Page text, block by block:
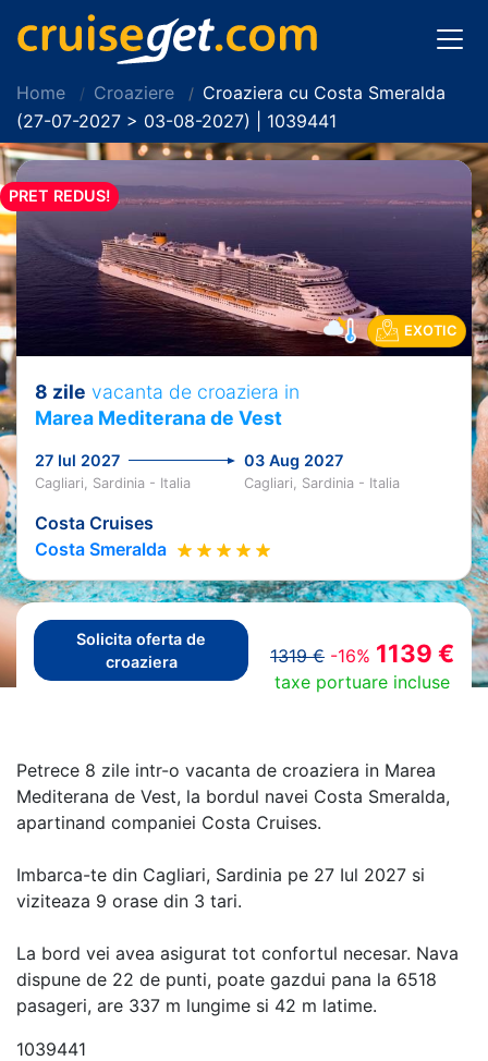
Home Croaziere
Croaziera cu Costa Smeralda
(27-07-2027 > 03-08-2027) | 1039441
PRET REDUS!
EXOTIC
8 zile vacanta de croaziera in
Marea Mediterana de Vest
27 Iul 2027 03 Aug 2027
Cagliari, Sardinia - Italia Cagliari, Sardinia - Italia
Costa Cruises
Costa Smeralda
Solicita oferta de
croaziera
1319 € -16% 1139 €
taxe portuare incluse
Petrece 8 zile intr-o vacanta de croaziera in Marea
Mediterana de Vest, la bordul navei Costa Smeralda,
apartinand companiei Costa Cruises.
Imbarca-te din Cagliari, Sardinia pe 27 Iul 2027 si
viziteaza 9 orase din 3 tari.
La bord vei avea asigurat tot confortul necesar. Nava
dispune de 22 de punti, poate gazdui pana la 6518
pasageri, are 337 m lungime si 42 m latime.
1039441